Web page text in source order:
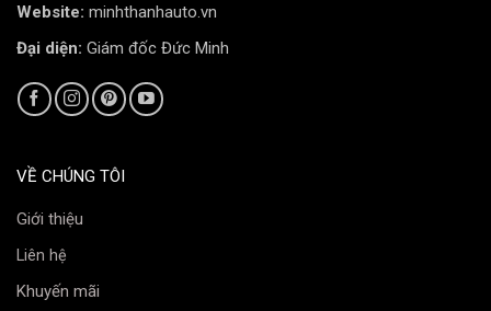
Thiết kế: Dải LED đỏ chạy liền mạch nối hai bên đèn,
sáng LED vẫn đảm bảo độ nét, nhưng khi tắt, cụm đèn
sẽ có màu đen mờ, cực kỳ hợp với phong cách đỏ-đen.
Lắp đặt:Cắm jack zin 100%, không cắt nối dây.
Nội Thất Bọc Da Alcantara Phối Đỏ Đen
Khoang cabin được “may đo” lại để tương xứng với vẻ
Website: minhthanhauto.vn
Đại diện: Giám đốc Đức Minh
VỀ CHÚNG TÔI
Giới thiệu
Liên hệ
Khuyến mãi